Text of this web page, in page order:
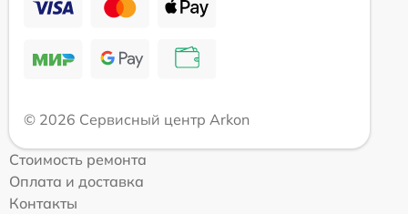
© 2026 Сервисный центр Arkon
Стоимость ремонта
Оплата и доставка
Контакты